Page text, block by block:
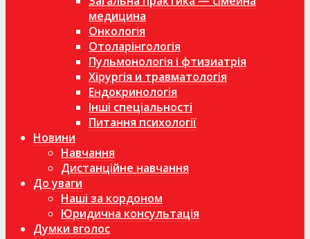
медицина
Онкологія
Отоларінгологія
Пульмонологія і фтизиатрія
Хірургія и травматологія
Ендокринологія
Інші спеціальності
Питання психології
Новини
Навчання
Дистанційне навчання
До уваги
Наші за кордоном
Юридична консультація
Думки вголос